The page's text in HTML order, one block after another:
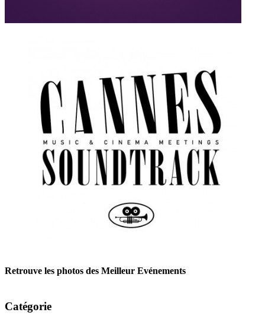
Retrouve les photos des Meilleur Evénements
Catégorie